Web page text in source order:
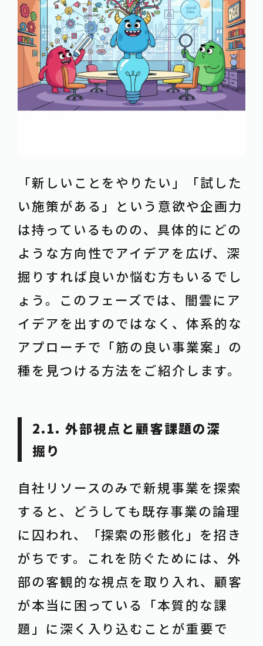
「新しいことをやりたい」「試した
い施策がある」という意欲や企画力
は持っているものの、具体的にどの
ような方向性でアイデアを広げ、深
掘りすれば良いか悩む方もいるでし
ょう。このフェーズでは、闇雲にア
イデアを出すのではなく、体系的な
アプローチで「筋の良い事業案」の
種を見つける方法をご紹介します。
2.1. 外部視点と顧客課題の深
掘り
自社リソースのみで新規事業を探索
すると、どうしても既存事業の論理
に囚われ、「探索の形骸化」を招き
がちです。これを防ぐためには、外
部の客観的な視点を取り入れ、顧客
が本当に困っている「本質的な課
題」に深く入り込むことが重要で